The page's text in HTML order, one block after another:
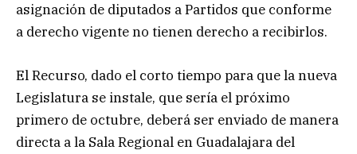
asignación de diputados a Partidos que conforme
a derecho vigente no tienen derecho a recibirlos.
El Recurso, dado el corto tiempo para que la nueva
Legislatura se instale, que sería el próximo
primero de octubre, deberá ser enviado de manera
directa a la Sala Regional en Guadalajara del